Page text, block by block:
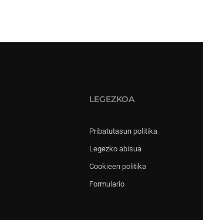
LEGEZKOA
Pribatutasun politika
Legezko abisua
Cookieen politika
Formulario